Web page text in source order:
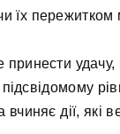
їх
дії, які